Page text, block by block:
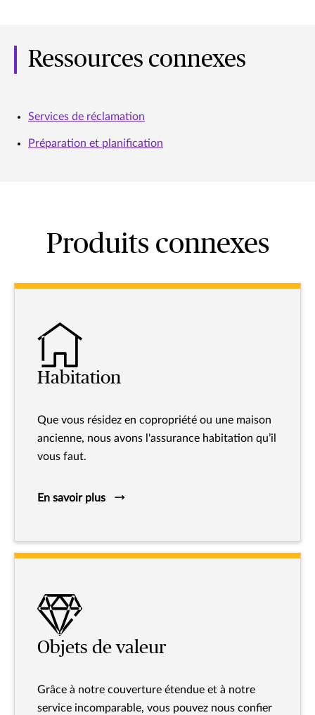
Ressources connexes
Services de réclamation
Préparation et planification
Produits connexes
Habitation
Que vous résidez en copropriété ou une maison
ancienne, nous avons l'assurance habitation qu’il
vous faut.
En savoir plus
Objets de valeur
Grâce à notre couverture étendue et à notre
service incomparable, vous pouvez nous confier